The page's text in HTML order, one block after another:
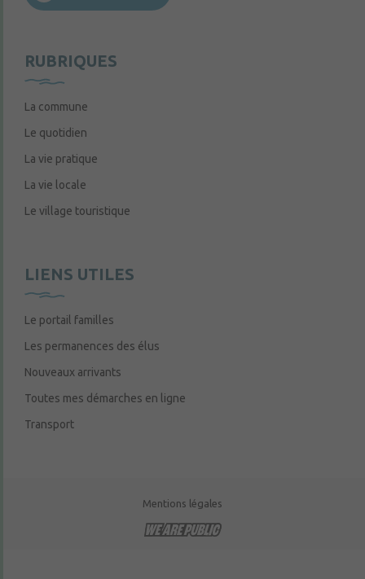
RUBRIQUES
La commune
Le quotidien
La vie pratique
La vie locale
Le village touristique
LIENS UTILES
Le portail familles
Les permanences des élus
Nouveaux arrivants
Toutes mes démarches en ligne
Transport
Mentions légales